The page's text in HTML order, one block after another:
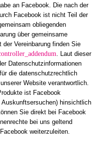
an Facebook. Die nach der
Facebook ist nicht Teil der
obliegenden
über gemeinsame
Vereinbarung finden Sie
. Laut dieser
Datenschutzinformationen
die datenschutzrechtlich
Website verantwortlich.
ist Facebook
hinsichtlich
Sie direkt bei Facebook
bei uns geltend
weiterzuleiten.